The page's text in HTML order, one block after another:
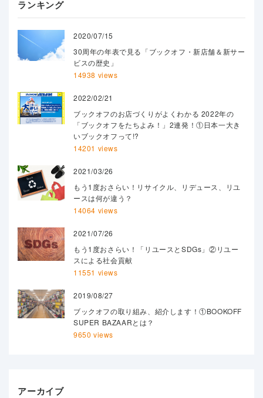
ランキング
2020/07/15
30周年の年表で見る「ブックオフ・新店舗＆新サー
ビスの歴史」
14938 views
2022/02/21
ブックオフのお店づくりがよくわかる 2022年の
「ブックオフをたちよみ！」2連発！①日本一大き
いブックオフって!?
14201 views
2021/03/26
もう1度おさらい！リサイクル、リデュース、リユ
ースは何が違う？
14064 views
2021/07/26
もう1度おさらい！「リユースとSDGs」②リユー
スによる社会貢献
11551 views
2019/08/27
ブックオフの取り組み、紹介します！①BOOKOFF
SUPER BAZAARとは？
9650 views
アーカイブ